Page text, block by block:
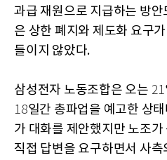
과급 재원으로 지급하는 방
은 상한 폐지와 제도화 요구
들이지 않았다.
삼성전자 노동조합은 오는 21
18일간 총파업을 예고한 상
가 대화를 제안했지만 노조가
직접 답변을 요구하면서 사측